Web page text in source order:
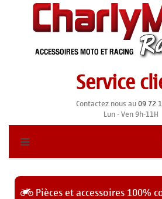
Service
Contactez nous au09 72
Lun - Ven 9h-11H
Pièces et accessoires 100%